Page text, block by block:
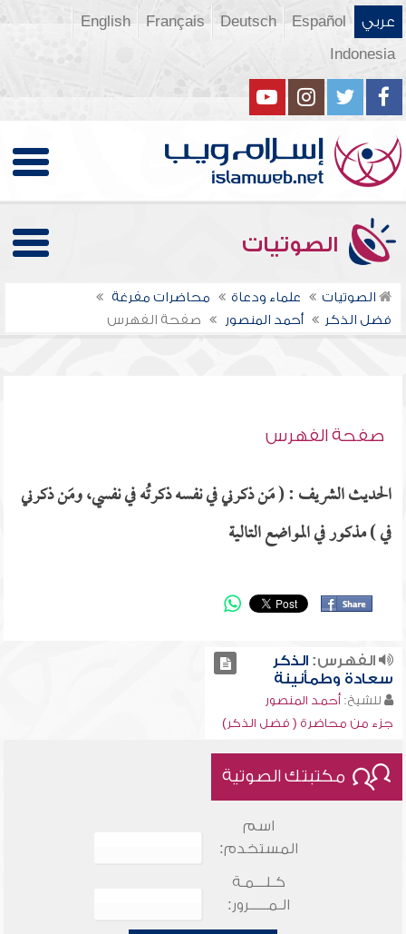
عربي Español
Deutsch
Français
English
Indonesia
الصوتيات
الصوتيات علماء ودعاة
محاضرات مفرغة
فضل الذكر
أحمد المنصور صفحة الفهرس
صفحة الفهرس
الحديث الشريف : ( مَن ذكرني في نفسه ذكرتُه في نفسي، ومَن ذكرني
في ) مذكور في المواضع التالية
الفهرس:الذكر
سعادة وطمأنينة
للشيخ: أحمد المنصور
جزء من محاضرة ( فضل الذكر)
مكتبتك الصوتية
اسم
المستخدم:
كـلـــمـة
الـمـــــرور: